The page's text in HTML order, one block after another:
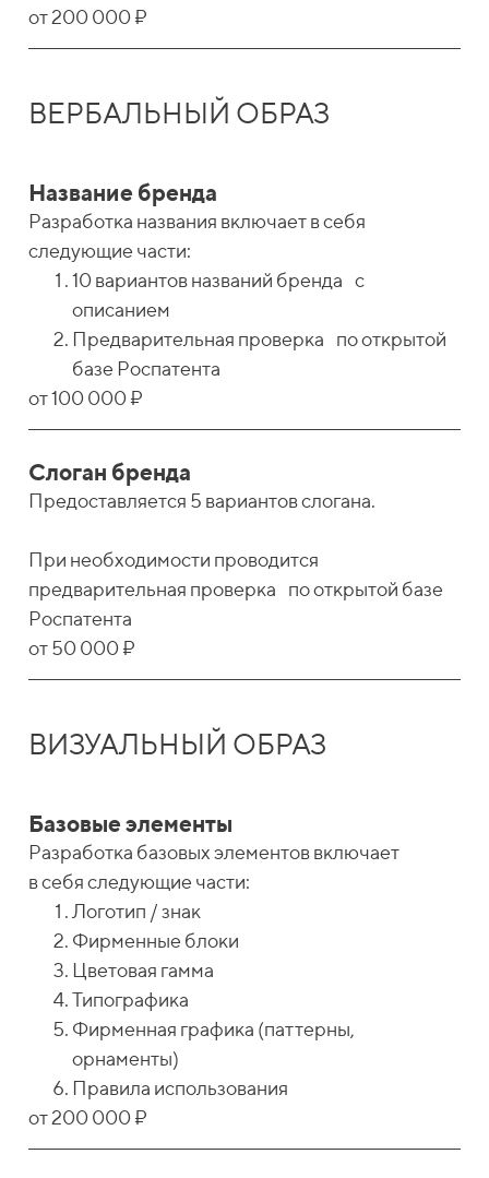
от 200 000 ₽
ВЕРБАЛЬНЫЙ ОБРАЗ
Название бренда
Разработка названия включает в себя
следующие части:
10 вариантов названий бренда с
описанием
Предварительная проверка по открытой
базе Роспатента
от 100 000 ₽
Слоган бренда
Предоставляется 5 вариантов слогана.
При необходимости проводится
предварительная проверка по открытой базе
Роспатента
от 50 000 ₽
ВИЗУАЛЬНЫЙ ОБРАЗ
Базовые элементы
Разработка базовых элементов включает
в себя следующие части:
Логотип / знак
Фирменные блоки
Цветовая гамма
Типографика
Фирменная графика (паттерны,
орнаменты)
Правила использования
от 200 000 ₽